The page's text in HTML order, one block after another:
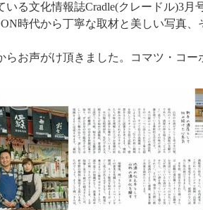
いる文化情報誌Cradle(クレードル)3月
時代から丁寧な取材と美しい写真
らお声がけ頂きました。コマツ・コ